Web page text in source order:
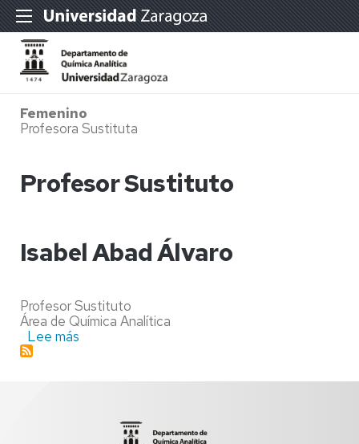
Femenino
Profesora Sustituta
Profesor Sustituto
Isabel Abad Álvaro
Profesor Sustituto
Área de Química Analítica
Lee más